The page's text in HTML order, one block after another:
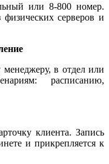
или 8-800 номер.
серверов и
в отдел или
расписанию,
клиента. Запись
и прикрепляется к